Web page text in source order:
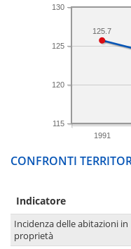
1991
115
120
125
130
125.7
CONFRONTI
Indicatore
Incidenza delle abitazioni in
proprietà